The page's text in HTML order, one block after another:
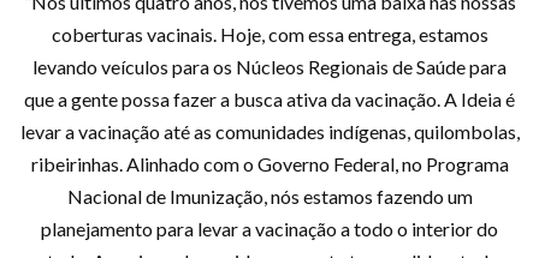
coberturas vacinais. Hoje, com essa entrega, estamos
levando veículos para os Núcleos Regionais de Saúde para
que a gente possa fazer a busca ativa da vacinação. A Ideia é
levar a vacinação até as comunidades indígenas, quilombolas,
ribeirinhas. Alinhado com o Governo Federal, no Programa
Nacional de Imunização, nós estamos fazendo um
planejamento para levar a vacinação a todo o interior do